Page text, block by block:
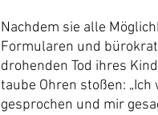
Nachdem sie alle
Formularen und
drohenden Tod ihres
taube Ohren stoßen:
gesprochen und mir